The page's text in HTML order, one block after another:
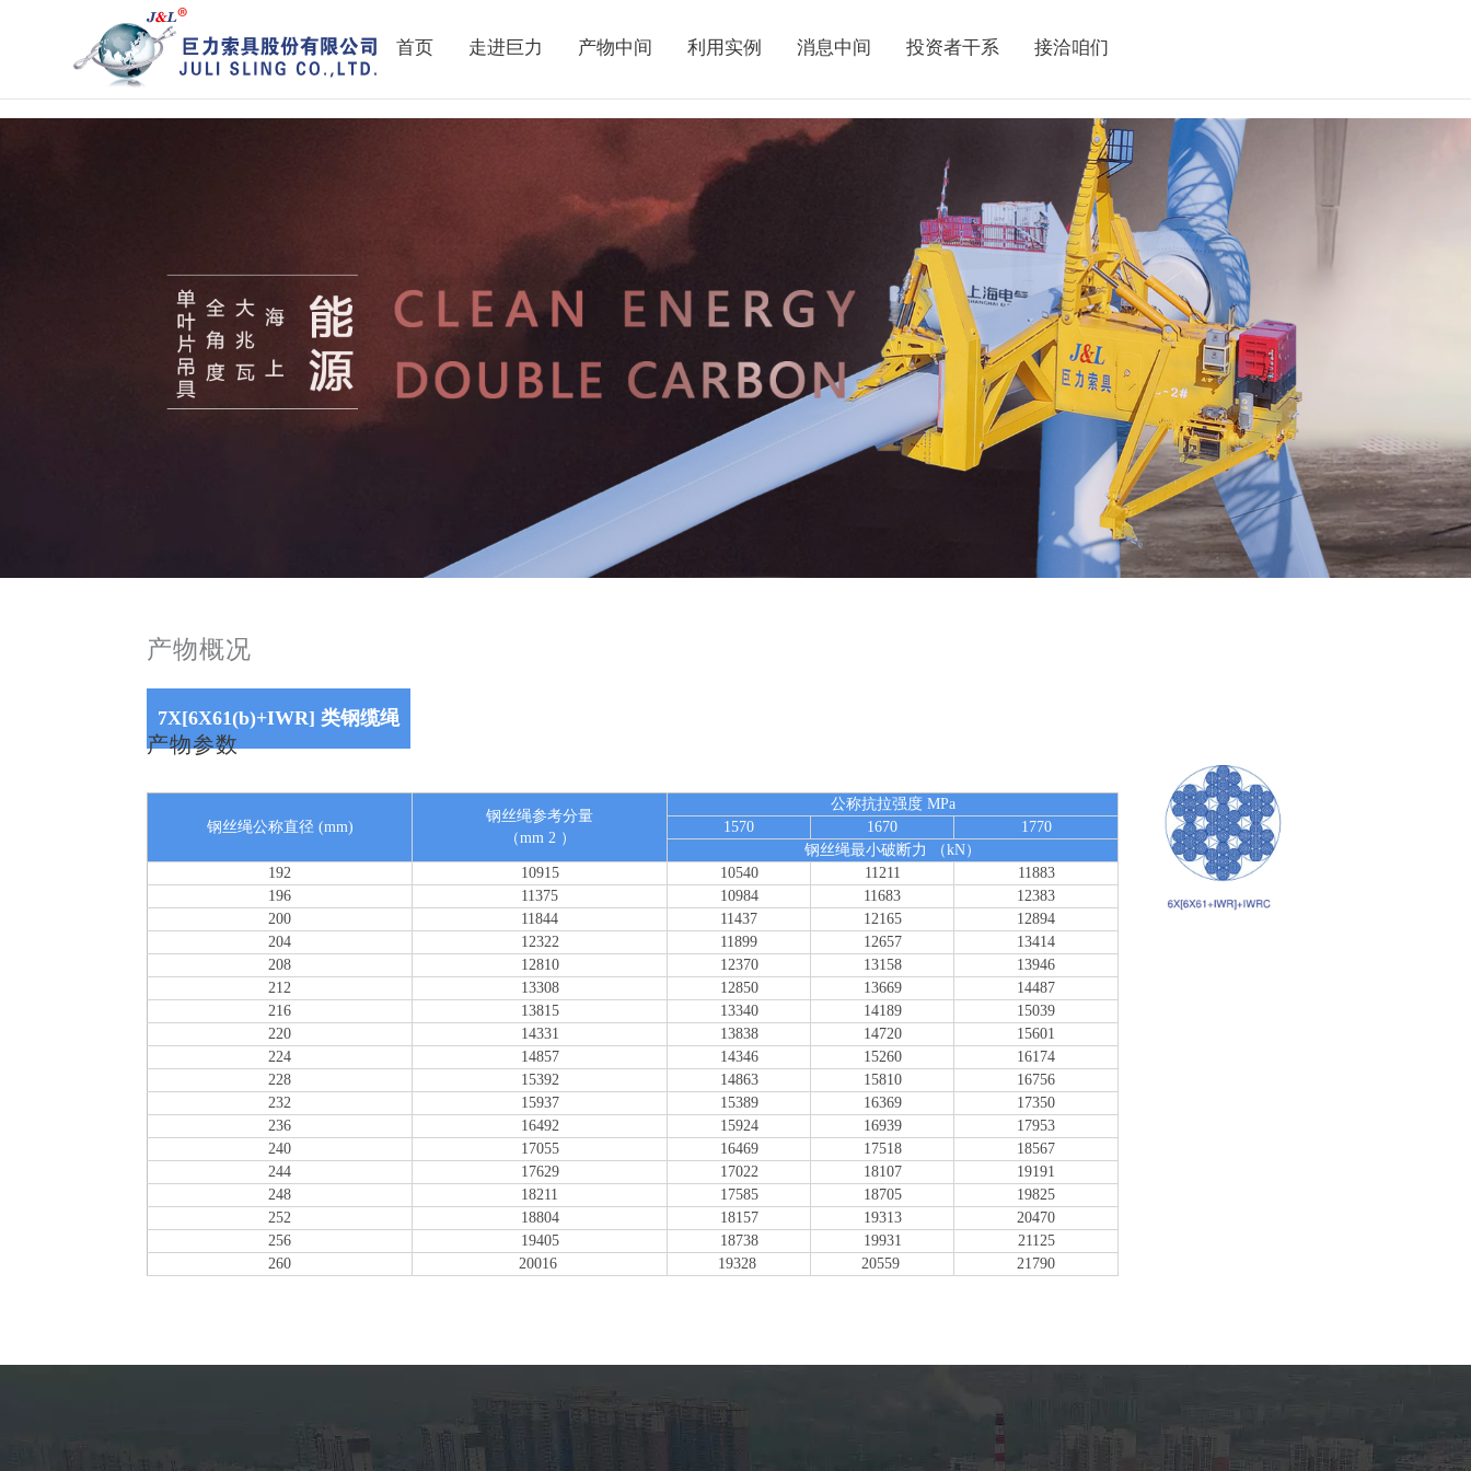
911吃瓜网|吃瓜网黑料|吃瓜网在线|吃瓜网在线观看
首页 走进巨力 产物中间 利用实例 消息中间 投资者干系 接洽咱们
产物概况
7X[6X61(b)+IWR] 类钢缆绳
产物参数
钢丝绳公称直径 (mm)
钢丝绳参考分量
（mm 2 ）
公称抗拉强度 MPa
1570
1670
1770
钢丝绳最小破断力 （kN）
192
10915 10540 11211
11883
196
11375 10984 11683
12383
200
11844 11437 12165
12894
204
12322 11899 12657
13414
208
12810 12370 13158
13946
212
13308 12850 13669
14487
216
13815 13340 14189
15039
220
14331 13838 14720
15601
224
14857 14346 15260
16174
228
15392 14863 15810
16756
232
15937 15389 16369
17350
236
16492 15924 16939
17953
240
17055 16469 17518
18567
244
17629 17022 18107
19191
248
18211 17585 18705
19825
252
18804 18157 19313
20470
256
19405 18738 19931
21125
260
20016 19328 20559 21790